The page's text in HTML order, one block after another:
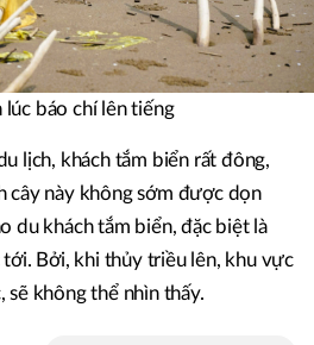
lúc báo chí lên tiếng
lịch, khách tắm biển rất đông,
cây này không sớm được dọn
du khách tắm biển, đặc biệt là
tới. Bởi, khi thủy triều lên, khu vực
sẽ không thể nhìn thấy.